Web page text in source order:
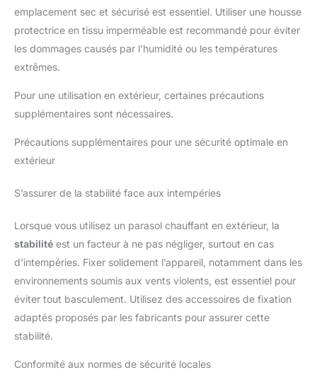
emplacement sec et sécurisé est essentiel. Utiliser une housse
protectrice en tissu imperméable est recommandé pour éviter
les dommages causés par l’humidité ou les températures
extrêmes.
Pour une utilisation en extérieur, certaines précautions
supplémentaires sont nécessaires.
Précautions supplémentaires pour une sécurité optimale en
extérieur
S’assurer de la stabilité face aux intempéries
Lorsque vous utilisez un parasol chauffant en extérieur, la
stabilité est un facteur à ne pas négliger, surtout en cas
d’intempéries. Fixer solidement l’appareil, notamment dans les
environnements soumis aux vents violents, est essentiel pour
éviter tout basculement. Utilisez des accessoires de fixation
adaptés proposés par les fabricants pour assurer cette
stabilité.
Conformité aux normes de sécurité locales